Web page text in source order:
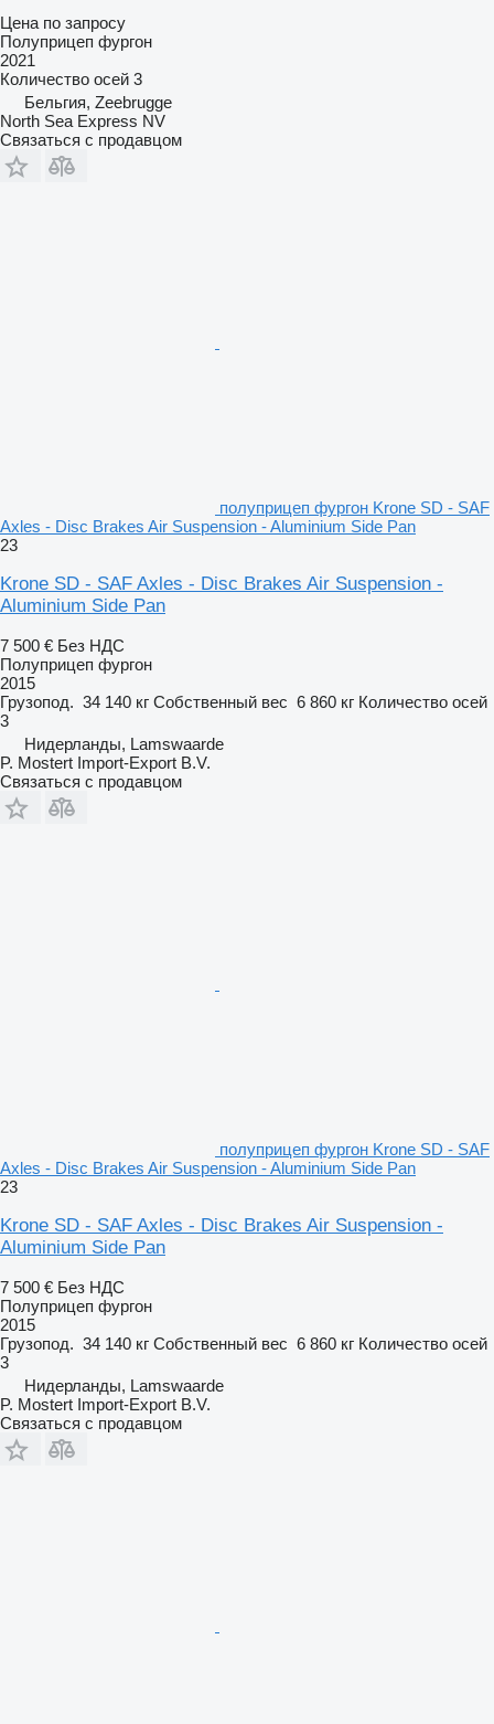
Цена по запросу
Полуприцеп фургон
2021
Количество осей 3
Бельгия, Zeebrugge
North Sea Express NV
Связаться с продавцом
полуприцеп фургон Krone SD - SAF
Axles - Disc Brakes Air Suspension - Aluminium Side Pan
23
Krone SD - SAF Axles - Disc Brakes Air Suspension -
Aluminium Side Pan
7 500 € Без НДС
Полуприцеп фургон
2015
Грузопод. 34 140 кг Собственный вес 6 860 кг Количество осей
3
Нидерланды, Lamswaarde
P. Mostert Import-Export B.V.
Связаться с продавцом
полуприцеп фургон Krone SD - SAF
Axles - Disc Brakes Air Suspension - Aluminium Side Pan
23
Krone SD - SAF Axles - Disc Brakes Air Suspension -
Aluminium Side Pan
7 500 € Без НДС
Полуприцеп фургон
2015
Грузопод. 34 140 кг Собственный вес 6 860 кг Количество осей
3
Нидерланды, Lamswaarde
P. Mostert Import-Export B.V.
Связаться с продавцом